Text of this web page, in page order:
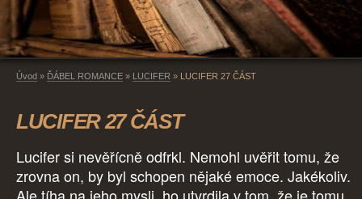
Úvod » ĎÁBEL ROMANCE » LUCIFER » LUCIFER 27 ČÁST
LUCIFER 27 ČÁST
Lucifer si nevěřícně odfrkl. Nemohl uvěřit tomu, že
zrovna on, by byl schopen nějaké emoce. Jakékoliv.